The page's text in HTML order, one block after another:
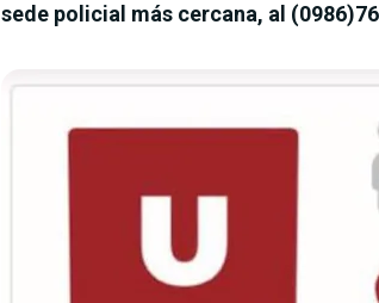
sede policial más cercana, al